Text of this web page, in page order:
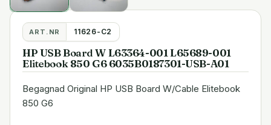
ART.NR 11626-C2
HP USB Board W L63364-001 L65689-001
Elitebook 850 G6 6035B0187301-USB-A01
Begagnad Original HP USB Board W/Cable Elitebook
850 G6